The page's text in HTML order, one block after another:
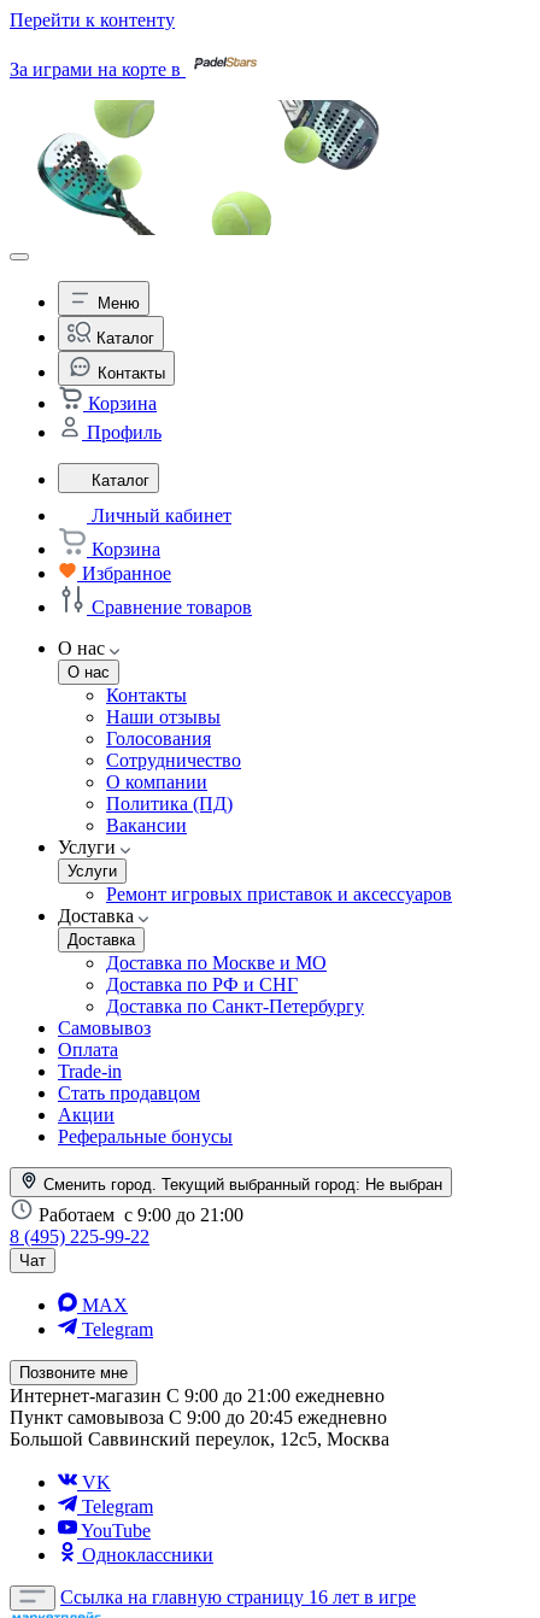
Перейти к контенту
За играми на корте в
Меню
Каталог
Контакты
Корзина
Профиль
Каталог
Личный кабинет
Корзина
Избранное
Сравнение товаров
О нас
О нас
Контакты
Наши отзывы
Голосования
Сотрудничество
О компании
Политика (ПД)
Вакансии
Услуги
Услуги
Ремонт игровых приставок и аксессуаров
Доставка
Доставка
Доставка по Москве и МО
Доставка по РФ и СНГ
Доставка по Санкт-Петербургу
Самовывоз
Оплата
Trade-in
Стать продавцом
Акции
Реферальные бонусы
Сменить город. Текущий выбранный город: Не выбран
Работаем с 9:00 до 21:00
8 (495) 225-99-22
Чат
MAX
Telegram
Позвоните мне
Интернет-магазин С 9:00 до 21:00 ежедневно
Пункт самовывоза С 9:00 до 20:45 ежедневно
Большой Саввинский переулок, 12с5, Москва
VK
Telegram
YouTube
Одноклассники
Ссылка на главную страницу 16 лет в игре